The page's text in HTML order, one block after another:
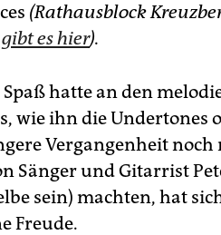
(Rathausblock
es hier).
Spaß hatte an den
wie ihn die Undertones
Vergangenheit
Sänger und Gitarrist
sein) machten, hat
Freude.